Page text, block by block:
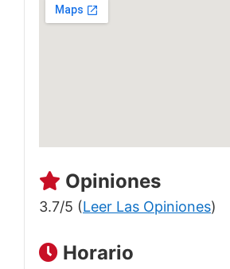
Opiniones
3.7/5 (Leer Las Opiniones)
Horario